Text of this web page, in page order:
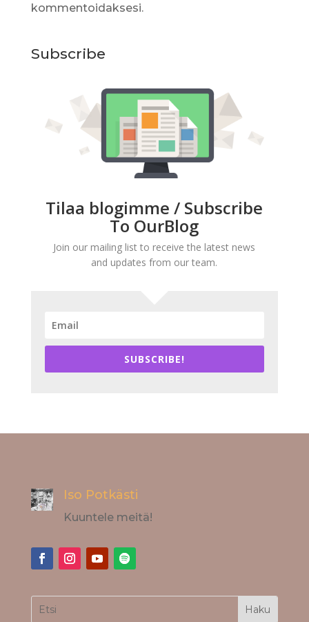
kommentoidaksesi.
Subscribe
Tilaa blogimme / Subscribe
To OurBlog
Join our mailing list to receive the latest news
and updates from our team.
SUBSCRIBE!
Iso Potkästi
Kuuntele meitä!